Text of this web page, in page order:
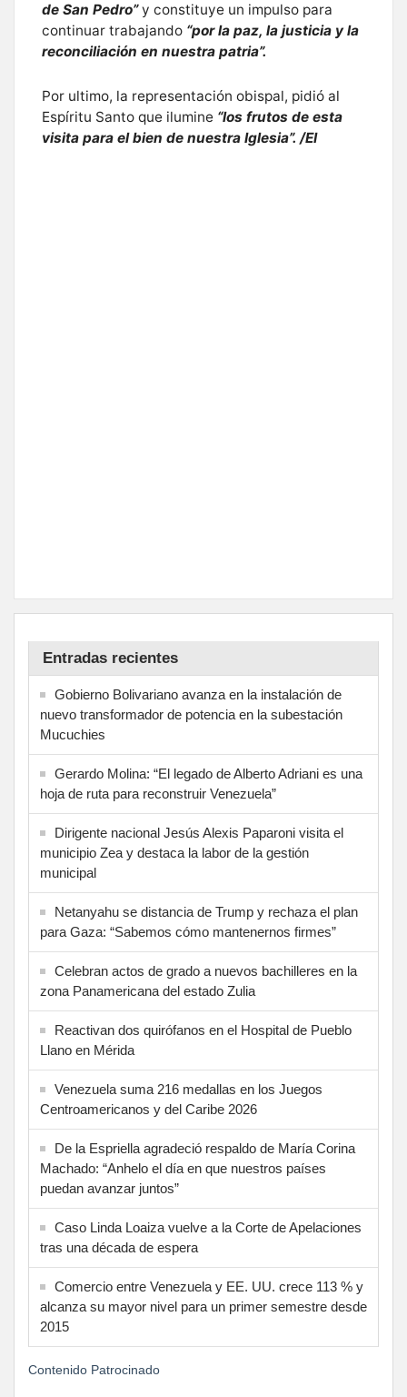
de San Pedro”y constituye un impulso para
continuar trabajando “por la paz, la justicia y la
reconciliación en nuestra patria”.
Por ultimo, la representación obispal, pidió al
Espíritu Santo que ilumine “los frutos de esta
visita para el bien de nuestra Iglesia”. /EI
Entradas recientes
Gobierno Bolivariano avanza en la instalación de
nuevo transformador de potencia en la subestación
Mucuchies
Gerardo Molina: “El legado de Alberto Adriani es una
hoja de ruta para reconstruir Venezuela”
Dirigente nacional Jesús Alexis Paparoni visita el
municipio Zea y destaca la labor de la gestión
municipal
Netanyahu se distancia de Trump y rechaza el plan
para Gaza: “Sabemos cómo mantenernos firmes”
Celebran actos de grado a nuevos bachilleres en la
zona Panamericana del estado Zulia
Reactivan dos quirófanos en el Hospital de Pueblo
Llano en Mérida
Venezuela suma 216 medallas en los Juegos
Centroamericanos y del Caribe 2026
De la Espriella agradeció respaldo de María Corina
Machado: “Anhelo el día en que nuestros países
puedan avanzar juntos”
Caso Linda Loaiza vuelve a la Corte de Apelaciones
tras una década de espera
Comercio entre Venezuela y EE. UU. crece 113 % y
alcanza su mayor nivel para un primer semestre desde
2015
Contenido Patrocinado